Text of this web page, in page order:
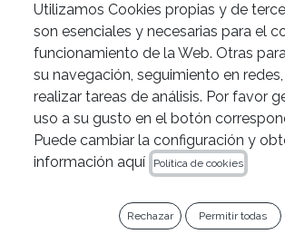
Gutapercha auxiliar
Zarc
OFERTA 10 +1
Añade 11 cajas al carrito y llévate 1
Utilizamos Cookies propias y de
son esenciales y necesarias para el
funcionamiento de la Web. Otras
su navegación, seguimiento en
realizar tareas de análisis. Por favor
uso a su gusto en el botón
Puede cambiar la configuración y
información aquí
Política de cookies
Rechazar Permitir todas